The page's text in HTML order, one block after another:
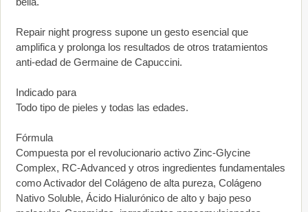
Repair night progress supone un gesto esencial que
amplifica y prolonga los resultados de otros tratamientos
anti-edad de Germaine de Capuccini.
Indicado para
Todo tipo de pieles y todas las edades.
Fórmula
Compuesta por el revolucionario activo Zinc-Glycine
Complex, RC-Advanced y otros ingredientes fundamentales
como Activador del Colágeno de alta pureza, Colágeno
Nativo Soluble, Ácido Hialurónico de alto y bajo peso